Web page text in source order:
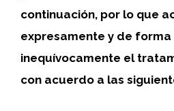
continuación, por lo que
expresamente y de forma
inequívocamente el
con acuerdo a las